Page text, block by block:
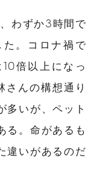
わずか3時間で
。コロナ禍で
倍以上になっ
んの構想通り
多いが、ペット
る。命があるも
違いがあるのだ